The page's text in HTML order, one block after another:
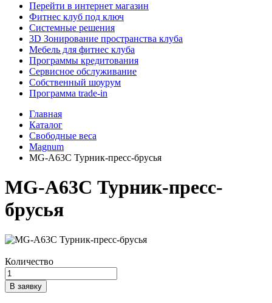
Перейти в интернет магазин
Фитнес клуб под ключ
Системные решения
3D Зонирование пространства клуба
Мебель для фитнес клуба
Программы кредитования
Сервисное обслуживание
Собственный шоурум
Программа trade-in
Главная
Каталог
Свободные веса
Magnum
MG-A63C Турник-пресс-брусья
MG-A63C Турник-пресс-
брусья
Количество
В заявку